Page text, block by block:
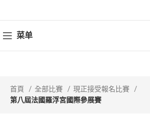
菜单
首頁 全部比賽
現正接受報名比賽
第八屆法國羅浮宮國際參展賽